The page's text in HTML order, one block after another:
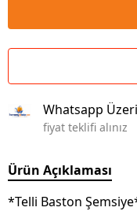
Whatsapp
fiyat teklifi alınız
Ürün Açıklaması
*Telli Baston